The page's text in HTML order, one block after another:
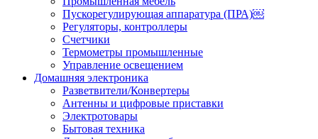
Пускорегулирующая аппаратура (ПРА)￼
Регуляторы, контроллеры
Счетчики
Термометры промышленные
Управление освещением
Домашняя электроника
Разветвители/Конвертеры
Антенны и цифровые приставки
Электротовары
Бытовая техника